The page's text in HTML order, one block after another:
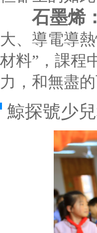
石墨烯：
大、導電導
材料”，課程
力，和無盡的
鯨探號少